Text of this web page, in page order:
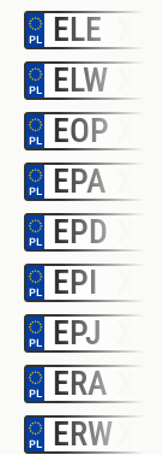
ELE
ELW
EOP
EPA
EPD
EPI
EPJ
ERA
ERW